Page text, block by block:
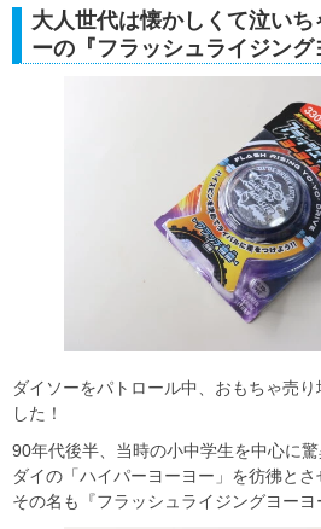
大人世代は懐かしくて泣い
ーの『フラッシュライジング
ダイソーをパトロール中、おもちゃ売
した！
90年代後半、当時の小中学生を中心に
ダイの「ハイパーヨーヨー」を彷彿とさ
その名も『フラッシュライジングヨーヨ